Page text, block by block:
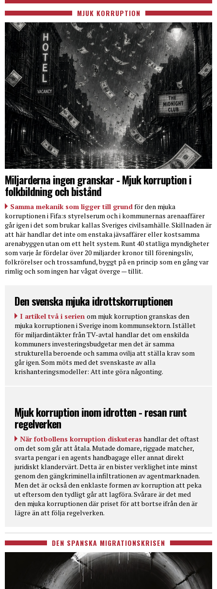
MJUK KORRUPTION
Miljarderna ingen granskar - Mjuk korruption i
folkbildning och bistånd
Samma mekanik som ligger till grund för den mjuka
korruptionen i Fifa:s styrelserum och i kommunernas arenaaffärer
går igen i det som brukar kallas Sveriges civilsamhälle. Skillnaden är
att här handlar det inte om enstaka jävsaffärer eller kostsamma
arenabyggen utan om ett helt system. Runt 40 statliga myndigheter
som varje år fördelar över 20 miljarder kronor till föreningsliv,
folkrörelser och trossamfund, byggt på en princip som en gång var
rimlig och som ingen har vågat överge — tillit.
Den svenska mjuka idrottskorruptionen
I artikel två i serien om mjuk korruption granskas den
mjuka korruptionen i Sverige inom kommunsektorn. Istället
för miljardintäkter från TV-avtal handlar det om enskilda
kommuners investeringsbudgetar men det är samma
strukturella beroende och samma ovilja att ställa krav som
går igen. Som möts med det svenskaste av alla
krishanteringsmodeller: Att inte göra någonting.
Mjuk korruption inom idrotten - resan runt
regelverken
När fotbollens korruption diskuteras handlar det oftast
om det som går att åtala. Mutade domare, riggade matcher,
svarta pengar i en agents handbagage eller annat direkt
juridiskt klandervärt. Detta är en bister verklighet inte minst
genom den gängkriminella infiltrationen av agentmarknaden.
Men det är också den enklaste formen av korruption att peka
ut eftersom den tydligt går att lagföra. Svårare är det med
den mjuka korruptionen där priset för att bortse ifrån den är
lägre än att följa regelverken.
DEN SPANSKA MIGRATIONSKRISEN